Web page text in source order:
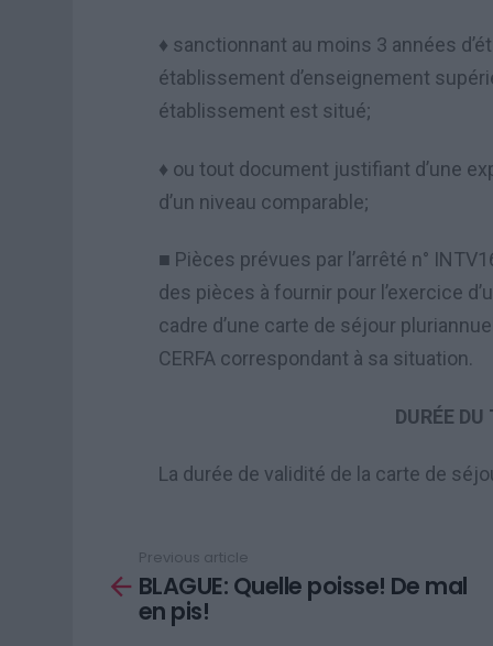
♦ sanctionnant au moins 3 années
établissement d’enseignement
établissement est situé;
♦ ou tout document justifiant d’une
d’un niveau comparable;
■ Pièces prévues par l ’arrêté n°
des pièces à fournir pour l ’exercice d’
cadre d’une carte de séjour
CERFA correspondant à sa situation.
DURÉE
La durée de validité de la carte de
more
Previous article
BLAGUE: Quelle poisse! De mal
en pis!